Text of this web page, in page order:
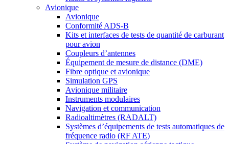
Avionique
Avionique
Conformité ADS-B
Kits et interfaces de tests de quantité de carburant
pour avion
Coupleurs d’antennes
Équipement de mesure de distance (DME)
Fibre optique et avionique
Simulation GPS
Avionique militaire
Instruments modulaires
Navigation et communication
Radioaltimètres (RADALT)
Systèmes d’équipements de tests automatiques de
fréquence radio (RF ATE)